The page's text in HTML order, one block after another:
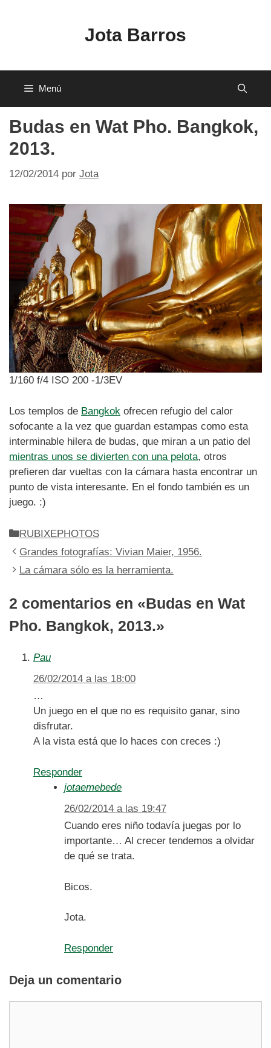
Jota Barros
Menú
Budas en Wat Pho. Bangkok,
2013.
12/02/2014 por Jota
1/160 f/4 ISO 200 -1/3EV
Los templos de Bangkok ofrecen refugio del calor
sofocante a la vez que guardan estampas como esta
interminable hilera de budas, que miran a un patio del
mientras unos se divierten con una pelota, otros
prefieren dar vueltas con la cámara hasta encontrar un
punto de vista interesante. En el fondo también es un
juego. :)
Categorías
RUBIXEPHOTOS
Grandes fotografías: Vivian Maier, 1956.
La cámara sólo es la herramienta.
2 comentarios en «Budas en Wat
Pho. Bangkok, 2013.»
Pau
26/02/2014 a las 18:00
…
Un juego en el que no es requisito ganar, sino
disfrutar.
A la vista está que lo haces con creces :)
Responder
jotaemebede
26/02/2014 a las 19:47
Cuando eres niño todavía juegas por lo
importante… Al crecer tendemos a olvidar
de qué se trata.
Bicos.
Jota.
Responder
Deja un comentario